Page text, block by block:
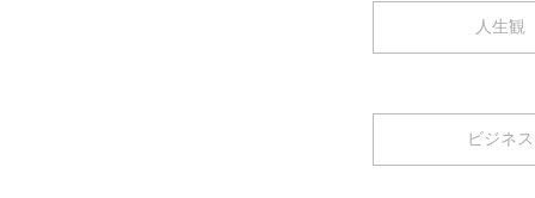
人生観
ビジネス